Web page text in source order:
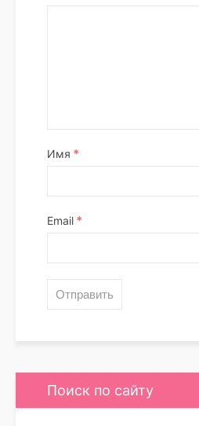
Имя *
Email *
Поиск по сайту